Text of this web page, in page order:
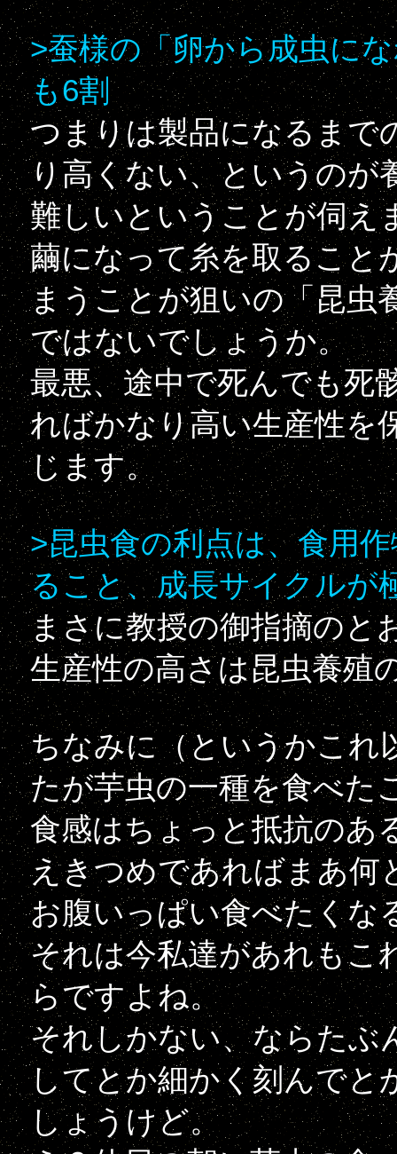
>蚕様の「卵から成虫に
も6割
つまりは製品になるまで
り高くない、というのが
難しいということが伺え
繭になって糸を取ること
まうことが狙いの「昆虫
ではないでしょうか。
最悪、途中で死んでも死
ればかなり高い生産性を
じます。
>昆虫食の利点は、食用
ること、成長サイクルが
まさに教授の御指摘のと
生産性の高さは昆虫養殖
ちなみに（というかこれ
たが芋虫の一種を食べた
食感はちょっと抵抗のあ
えきつめであればまあ何
お腹いっぱい食べたくな
それは今私達があれもこ
らですよね。
それしかない、ならたぶ
してとか細かく刻んでと
しょうけど。